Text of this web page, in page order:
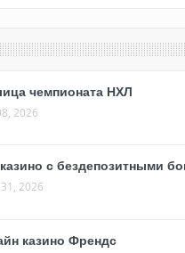
чемпионата НХЛ
2026
с бездепозитными
2026
казино Френдс